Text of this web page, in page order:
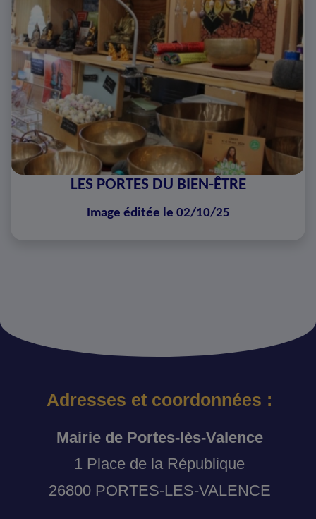
LES PORTES DU BIEN-ÊTRE
Image éditée le 02/10/25
Adresses et coordonnées :
Mairie de Portes-lès-Valence
1 Place de la République
26800 PORTES-LES-VALENCE